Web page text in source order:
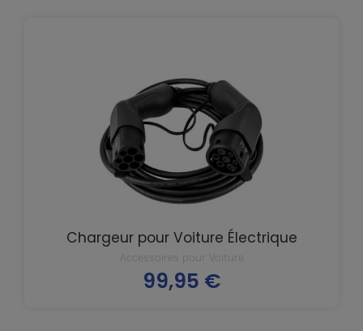
Chargeur pour Voiture Électrique
Accessoires pour Voiture
Prix
99,95 €